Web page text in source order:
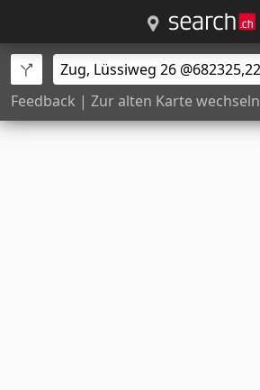
Feedback | Zur alten Karte wechseln